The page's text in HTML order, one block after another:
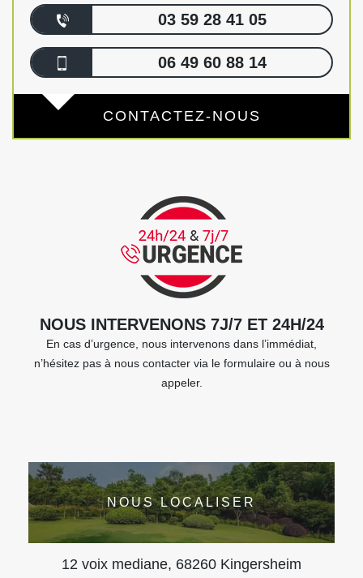
03 59 28 41 05
06 49 60 88 14
CONTACTEZ-NOUS
NOUS INTERVENONS 7J/7 ET 24H/24
En cas d’urgence, nous intervenons dans l’immédiat,
n’hésitez pas à nous contacter via le formulaire ou à nous
appeler.
NOUS LOCALISER
12 voix mediane, 68260 Kingersheim